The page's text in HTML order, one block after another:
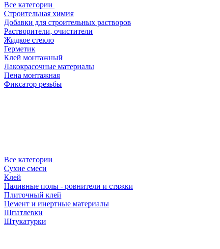
Все категории
Строительная химия
Добавки для строительных растворов
Растворители, очистители
Жидкое стекло
Герметик
Клей монтажный
Лакокрасочные материалы
Пена монтажная
Фиксатор резьбы
Все категории
Сухие смеси
Клей
Наливные полы - ровнители и стяжки
Плиточный клей
Цемент и инертные материалы
Шпатлевки
Штукатурки